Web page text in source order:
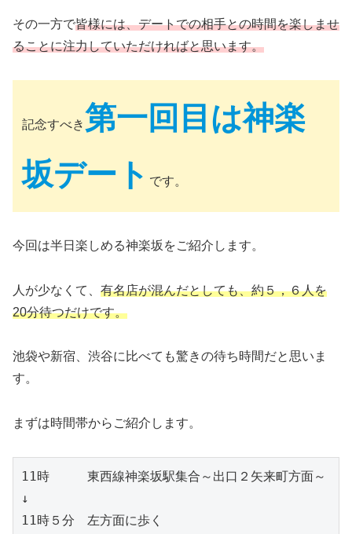
その一方で皆様には、デートでの相手との時間を楽しませ
ることに注力していただければと思います。
記念すべき第一回目は神楽
坂デート です。
今回は半日楽しめる神楽坂をご紹介します。
人が少なくて、 有名店が混んだとしても、約５，６人を
20分待つだけです。
池袋や新宿、渋谷に比べても驚きの待ち時間だと思いま
す。
まずは時間帯からご紹介します。
11時　　　東西線神楽坂駅集合～出口２矢来町方面～
↓
11時５分　左方面に歩く